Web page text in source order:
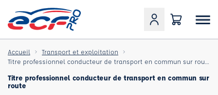
Accueil
Transport et exploitation
Titre professionnel conducteur de transport en commun sur
route